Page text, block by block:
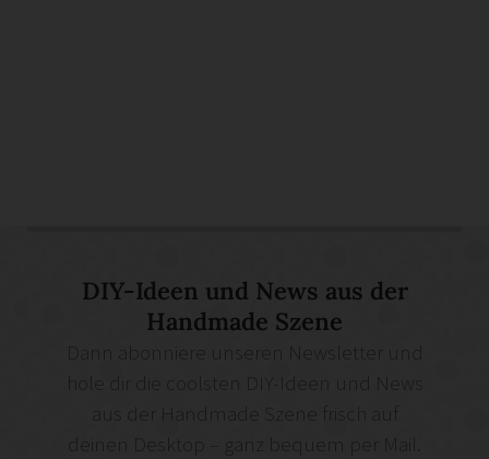
DIY-Ideen und News aus der
Handmade Szene
deinen Desktop – ganz bequem per Mail.